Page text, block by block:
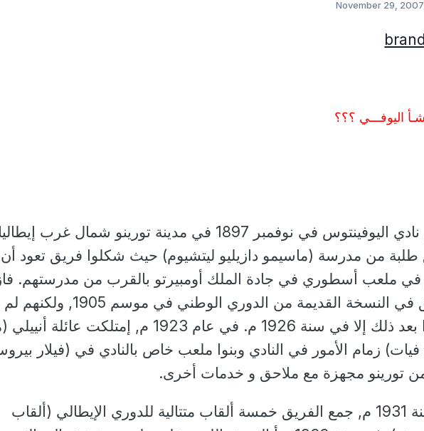
November 29, 2007
اليوفـــي ؟؟؟
أسس نادي اليوفينتوس في نوفمبر 1897 في مدينة تورينو شمال غرب
من مدرسة (ماسيمو دازيليو ليتشيوم) حيث شكلوا فريق تعود أن
في ملعب أسطوري في جادة الملك أومبيرتو بالقرب من مدرستهم. فاز
الفريق في النسخة القديمة من الدوري الوطني في موسم 1905, ولكنهم لم
يفوزوا بعد ذلك إلا في سنة 1926 م. في عام 1923 م, إمتلكت عائلة
زمام الأمور في النادي وبنوا ملعب خاص بالنادي في (فيلار
من تورينو مجهزة مع ملاحق و خدمات أخرى.
في سنة 1931 م, جمع الفريق خمسة ألقاب متتالية للدوري الإيطالي (ألقاب